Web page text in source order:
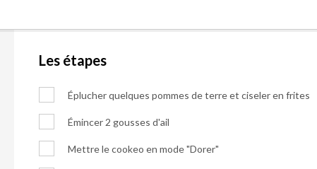
Les étapes
Éplucher quelques pommes de terre et ciseler en frites
Émincer 2 gousses d'ail
Mettre le cookeo en mode "Dorer"